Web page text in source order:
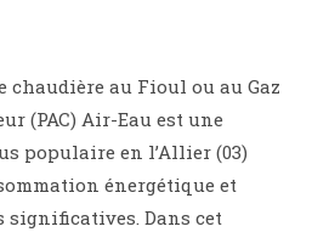
chaudière au Fioul ou au Gaz
(PAC) Air-Eau est une
populaire en l’Allier (03)
énergétique et
significatives. Dans cet